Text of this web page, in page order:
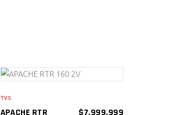
TVS
APACHE RTR $7.999.999